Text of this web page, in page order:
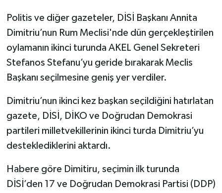
Politis ve diğer gazeteler, DİSİ Başkanı Annita
Dimitriu’nun Rum Meclisi'nde dün gerçekleştirilen
oylamanın ikinci turunda AKEL Genel Sekreteri
Stefanos Stefanu’yu geride bırakarak Meclis
Başkanı seçilmesine geniş yer verdiler.
Dimitriu’nun ikinci kez başkan seçildiğini hatırlatan
gazete, DİSİ, DİKO ve Doğrudan Demokrasi
partileri milletvekillerinin ikinci turda Dimitriu’yu
desteklediklerini aktardı.
Habere göre Dimitiru, seçimin ilk turunda
DİSİ’den 17 ve Doğrudan Demokrasi Partisi (DDP)